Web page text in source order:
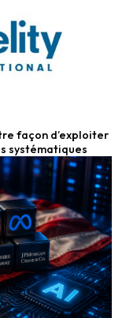
façon d’exploiter
systématiques